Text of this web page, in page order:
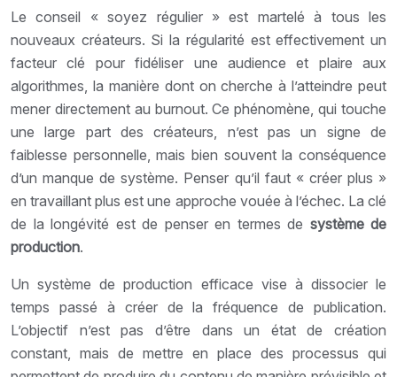
Le conseil « soyez régulier » est martelé à tous les
nouveaux créateurs. Si la régularité est effectivement un
facteur clé pour fidéliser une audience et plaire aux
algorithmes, la manière dont on cherche à l’atteindre peut
mener directement au burnout. Ce phénomène, qui touche
une large part des créateurs, n’est pas un signe de
faiblesse personnelle, mais bien souvent la conséquence
d’un manque de système. Penser qu’il faut « créer plus »
en travaillant plus est une approche vouée à l’échec. La clé
de la longévité est de penser en termes de système de
production.
Un système de production efficace vise à dissocier le
temps passé à créer de la fréquence de publication.
L’objectif n’est pas d’être dans un état de création
constant, mais de mettre en place des processus qui